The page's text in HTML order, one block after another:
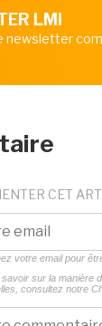
LMI
newsletter
CET
votre email pour
sur la manière
consultez notre